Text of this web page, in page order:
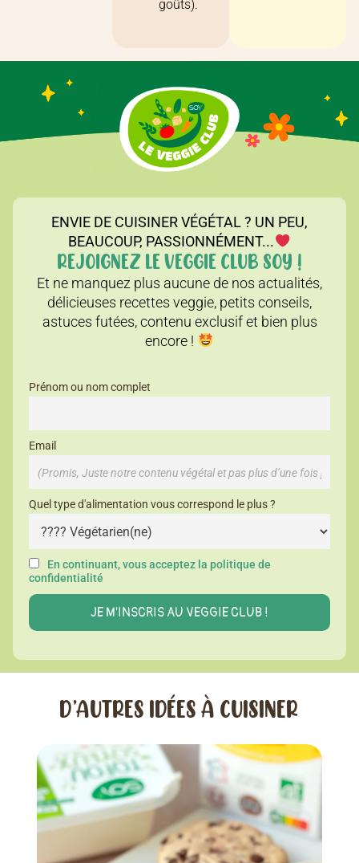
goûts).
ENVIE DE CUISINER VÉGÉTAL ? UN PEU,
BEAUCOUP, PASSIONNÉMENT...
REJOIGNEZ LE VEGGIE CLUB SOY !
Et ne manquez plus aucune de nos actualités,
délicieuses recettes veggie, petits conseils,
astuces futées, contenu exclusif et bien plus
encore !
Prénom ou nom complet
Email
Quel type d'alimentation vous correspond le plus ?
En continuant, vous acceptez la politique de
confidentialité
D’AUTRES IDÉES À CUISINER